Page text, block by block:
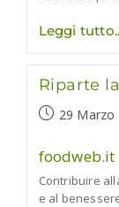
Leggi tutto
Riparte
Articolo29 Marzo
foodweb.it
Contribuire
e al